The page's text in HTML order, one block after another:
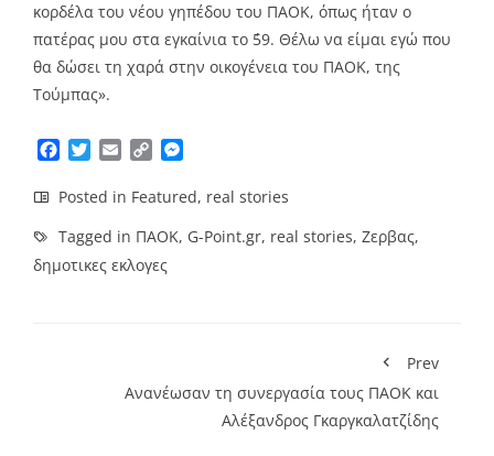
κορδέλα του νέου γηπέδου του ΠΑΟΚ, όπως ήταν ο
πατέρας μου στα εγκαίνια το ΄59. Θέλω να είμαι εγώ που
θα δώσει τη χαρά στην οικογένεια του ΠΑΟΚ, της
Τούμπας».
Facebook
TwitterEmailCopy
Posted in Featured, real stories
Tagged in ΠΑΟΚ, G-Point.gr, real stories, Ζερβας,
δημοτικες εκλογες
Prev
Ανανέωσαν τη συνεργασία τους ΠΑΟΚ και
Αλέξανδρος Γκαργκαλατζίδης